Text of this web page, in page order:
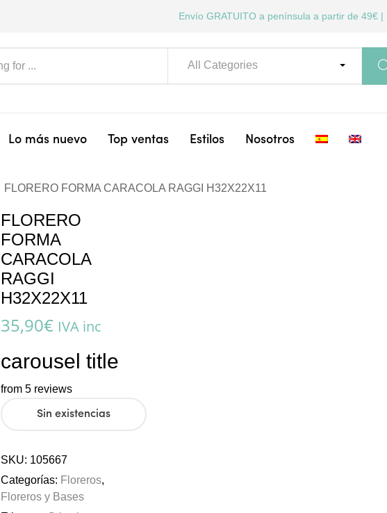
Envío GRATUITO a península a partir de 49€ |
All Categories
Lo más nuevo Top ventas Estilos Nosotros
FLORERO FORMA CARACOLA RAGGI H32X22X11
FLORERO
FORMA
CARACOLA
RAGGI
H32X22X11
35,90€ IVA inc
carousel title
from 5 reviews
Sin existencias
SKU: 105667
Categorías: Floreros,
Floreros y Bases